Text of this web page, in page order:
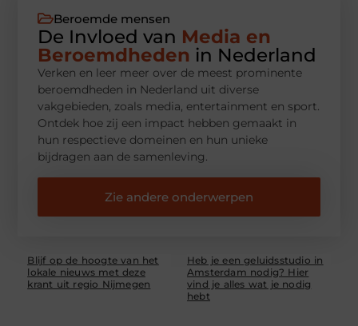
Beroemde mensen
De Invloed van Media en
Beroemdheden in Nederland
Verken en leer meer over de meest prominente
beroemdheden in Nederland uit diverse
vakgebieden, zoals media, entertainment en sport.
Ontdek hoe zij een impact hebben gemaakt in
hun respectieve domeinen en hun unieke
bijdragen aan de samenleving.
Zie andere onderwerpen
Blijf op de hoogte van het
lokale nieuws met deze
krant uit regio Nijmegen
Heb je een geluidsstudio in
Amsterdam nodig? Hier
vind je alles wat je nodig
hebt